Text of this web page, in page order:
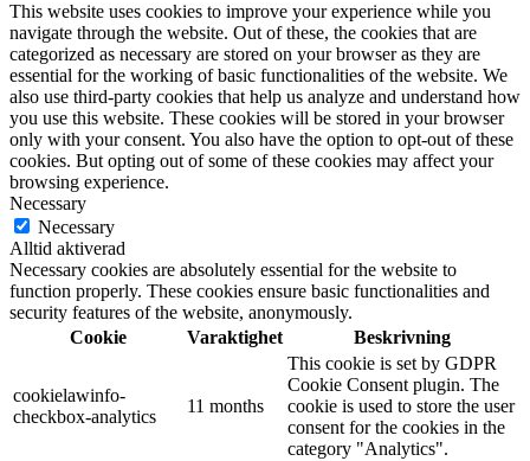
This website uses cookies to improve your experience while you
navigate through the website. Out of these, the cookies that are
categorized as necessary are stored on your browser as they are
essential for the working of basic functionalities of the website. We
also use third-party cookies that help us analyze and understand how
you use this website. These cookies will be stored in your browser
only with your consent. You also have the option to opt-out of these
cookies. But opting out of some of these cookies may affect your
browsing experience.
Necessary
Necessary
Alltid aktiverad
Necessary cookies are absolutely essential for the website to
function properly. These cookies ensure basic functionalities and
security features of the website, anonymously.
Cookie
Varaktighet Beskrivning
cookielawinfo-
checkbox-analytics
11 months
This cookie is set by GDPR
Cookie Consent plugin. The
cookie is used to store the user
consent for the cookies in the
category "Analytics".